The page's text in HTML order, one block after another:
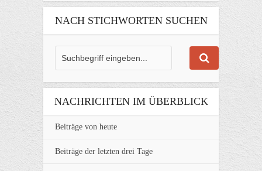
NACH STICHWORTEN SUCHEN
NACHRICHTEN IM ÜBERBLICK
Beiträge von heute
Beiträge der letzten drei Tage